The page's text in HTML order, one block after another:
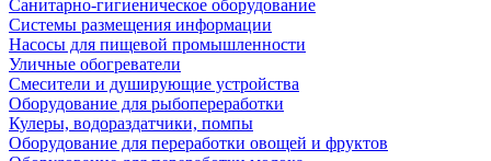
Санитарно-гигиеническое оборудование
Системы размещения информации
Насосы для пищевой промышленности
Уличные обогреватели
Смесители и душирующие устройства
Оборудование для рыбопереработки
Кулеры, водораздатчики, помпы
Оборудование для переработки овощей и фруктов